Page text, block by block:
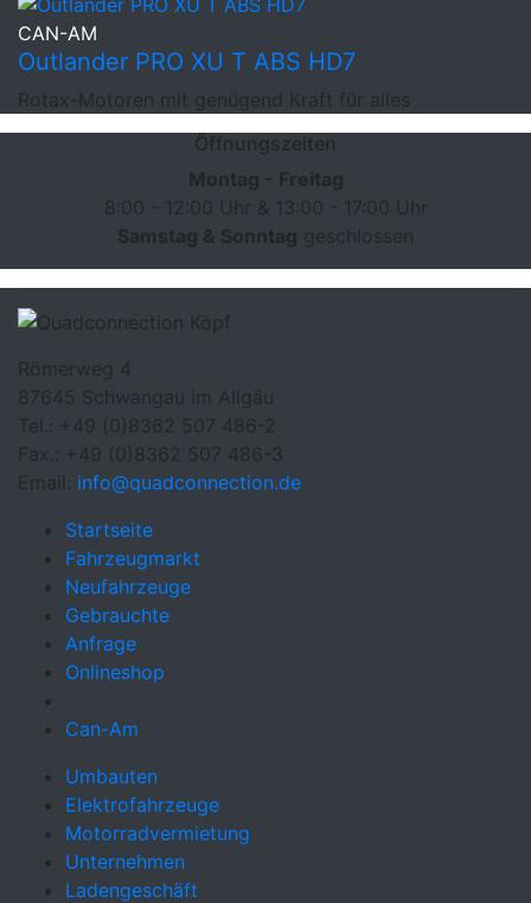
CAN-AM
Outlander PRO XU T ABS HD7
Rotax-Motoren mit genügend Kraft für alles
Öffnungszeiten
Montag - Freitag
8:00 - 12:00 Uhr & 13:00 - 17:00 Uhr
Samstag & Sonntag geschlossen
Römerweg 4
87645 Schwangau im Allgäu
+49 (0)8362 507 486-2
Fax.:
+49 (0)8362 507 486-3
Email:
info@quadconnection.de
Startseite
Fahrzeugmarkt
Neufahrzeuge
Gebrauchte
Anfrage
Onlineshop
Can-Am
Umbauten
Elektrofahrzeuge
Motorradvermietung
Unternehmen
Ladengeschäft